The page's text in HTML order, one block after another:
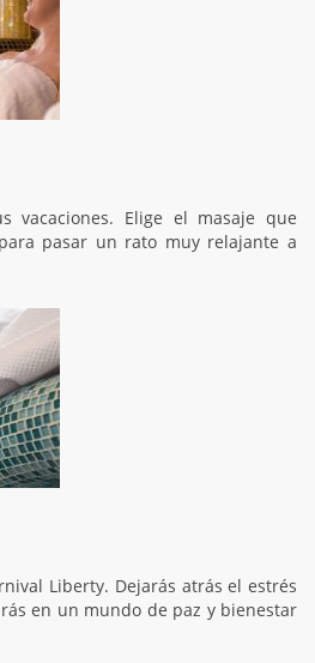
vacaciones. Elige el masaje que
pasar un rato muy relajante a
Liberty. Dejarás atrás el estrés
en un mundo de paz y bienestar